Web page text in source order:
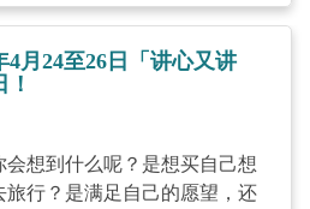
4月24至26日「讲心又讲
想到什么呢？是想买自己想
行？是满足自己的愿望，还